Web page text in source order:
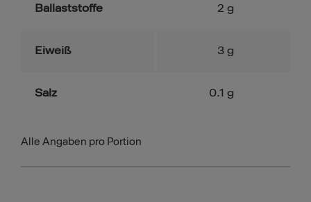
Ballaststoffe 2 g
Eiweiß 3 g
Salz 0.1 g
Alle Angaben pro Portion